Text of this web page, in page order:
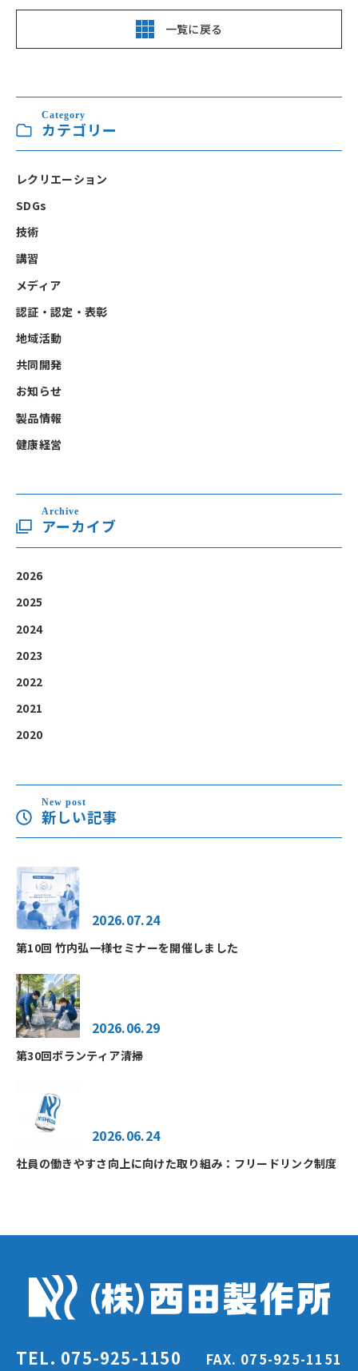
一覧に戻る
Category
カテゴリー
レクリエーション
SDGs
技術
講習
メディア
認証・認定・表彰
地域活動
共同開発
お知らせ
製品情報
健康経営
Archive
アーカイブ
2026
2025
2024
2023
2022
2021
2020
New post
新しい記事
2026.07.24
第10回 竹内弘一様セミナーを開催しました
2026.06.29
第30回ボランティア清掃
2026.06.24
社員の働きやすさ向上に向けた取り組み：フリードリンク制度
TEL. 075-925-1150
FAX. 075-925-1151